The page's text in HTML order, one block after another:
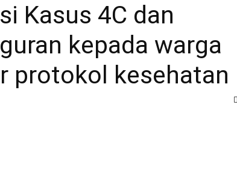
Kasus 4C dan
kepada warga
protokol kesehatan